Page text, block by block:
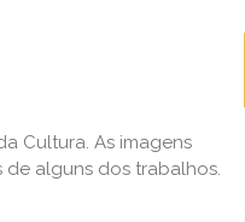
Cultura. As imagens
alguns dos trabalhos.